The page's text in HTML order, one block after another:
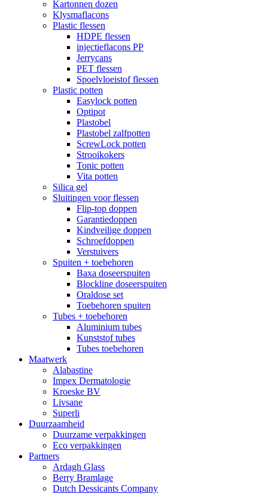
Kartonnen dozen
Klysmaflacons
Plastic flessen
HDPE flessen
injectieflacons PP
Jerrycans
PET flessen
Spoelvloeistof flessen
Plastic potten
Easylock potten
Optipot
Plastobel
Plastobel zalfpotten
ScrewLock potten
Strooikokers
Tonic potten
Vita potten
Silica gel
Sluitingen voor flessen
Flip-top doppen
Garantiedoppen
Kindveilige doppen
Schroefdoppen
Verstuivers
Spuiten + toebehoren
Baxa doseerspuiten
Blockline doseerspuiten
Oraldose set
Toebehoren spuiten
Tubes + toebehoren
Aluminium tubes
Kunststof tubes
Tubes toebehoren
Maatwerk
Alabastine
Impex Dermatologie
Kroeske BV
Livsane
Superli
Duurzaamheid
Duurzame verpakkingen
Eco verpakkingen
Partners
Ardagh Glass
Berry Bramlage
Dutch Dessicants Company